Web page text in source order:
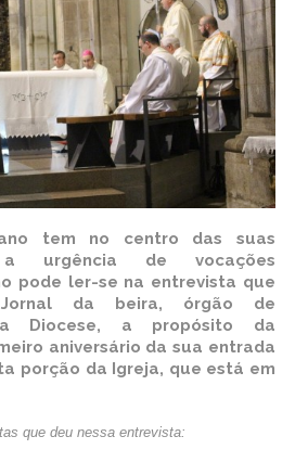
tem no centro das suas
a urgência de vocações
pode ler-se na entrevista que
da beira, órgão de
Diocese, a propósito da
aniversário da sua entrada
porção da Igreja, que está em
que deu nessa entrevista: